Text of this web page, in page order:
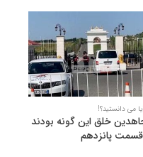
می دانستید؟!
خلق این گونه بودند
پانزدهم